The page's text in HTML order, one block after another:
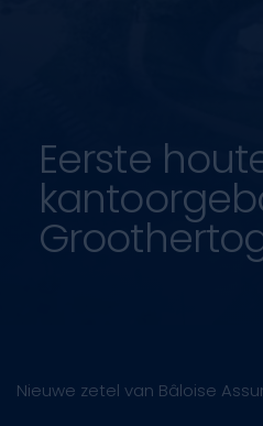
Eerste
Nieuwe zetel van Bâloise